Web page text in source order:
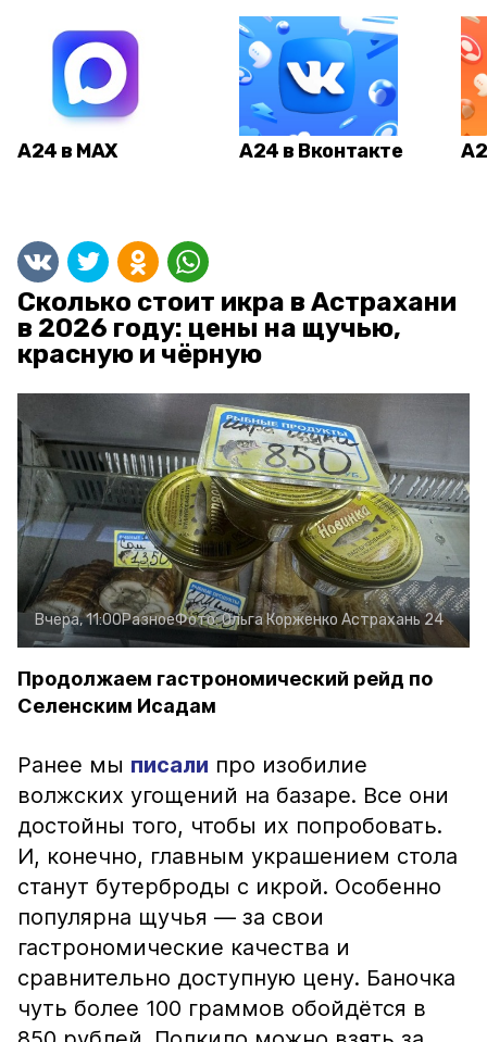
А24 в MAX А24 в Вконтакте
Сколько стоит икра в Астрахани
в 2026 году: цены на щучью,
красную и чёрную
Вчера, 11:00РазноеФото:Ольга Корженко Астрахань 24
Продолжаем гастрономический рейд по
Селенским Исадам
Ранее мы писали про изобилие
волжских угощений на базаре. Все они
достойны того, чтобы их попробовать.
И, конечно, главным украшением стола
станут бутерброды с икрой. Особенно
популярна щучья — за свои
гастрономические качества и
сравнительно доступную цену. Баночка
чуть более 100 граммов обойдётся в